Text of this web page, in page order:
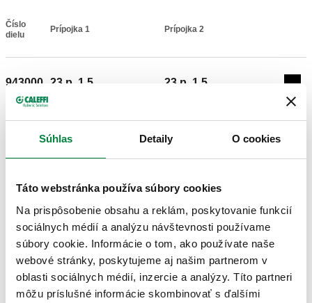
Súhlas Detaily O cookies
Táto webstránka používa súbory cookies
Na prispôsobenie obsahu a reklám, poskytovanie funkcií
sociálnych médií a analýzu návštevnosti používame
súbory cookie. Informácie o tom, ako používate naše
webové stránky, poskytujeme aj našim partnerom v
oblasti sociálnych médií, inzercie a analýzy. Títo partneri
môžu príslušné informácie skombinovať s ďalšími
Číslo
dielu
Prípojka 1 Prípojka 2
943000 23 p. 1,5 23 p. 1,5
3D modely
CALEFFI, 943000. Šróbenie - rohové. Prípojka 1: 23 p. 1,5,
Prípojka pre armatúry Caleffi. Prípojka 2: 23 p. 1,5, Prípojka
pre armatúry Caleffi.
SCIP code
2bcc9431-20f9-4013-8643-
a727221ea345
Zobraziť
Skopírovať